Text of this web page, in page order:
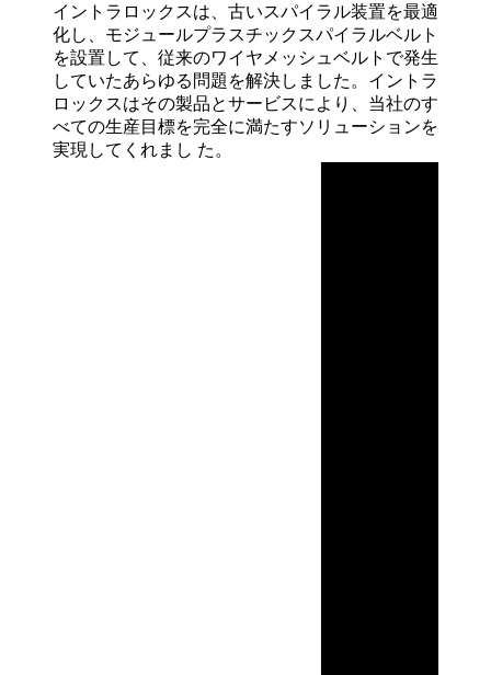
イントラロックスは、古いスパイラル装置を最適
化し、モジュールプラスチックスパイラルベルト
を設置して、従来のワイヤメッシュベルトで発生
していたあらゆる問題を解決しました。イントラ
ロックスはその製品とサービスにより、当社のす
べての生産目標を完全に満たすソリューションを
実現してくれまし た。